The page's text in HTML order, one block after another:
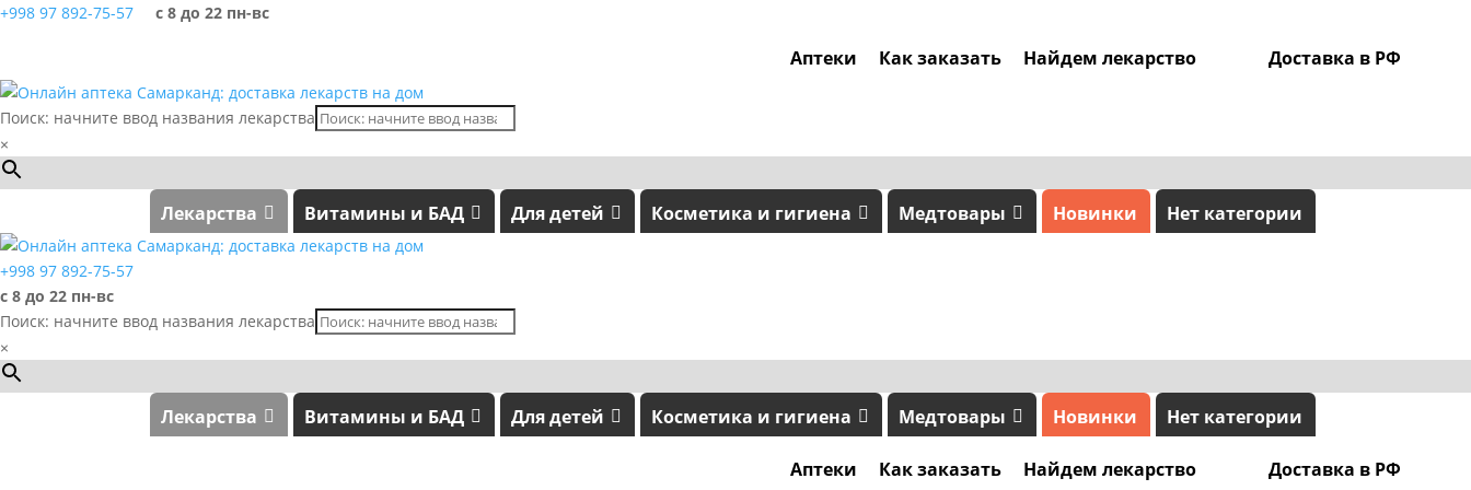
+998 97 892-75-57 с 8 до 22 пн-вс
Аптеки Как заказать Найдем лекарство Доставка в РФ
Поиск: начните ввод названия лекарства
×
Лекарства Витамины и БАД Для детей Косметика и гигиена Медтовары Новинки Нет категории
+998 97 892-75-57
с 8 до 22 пн-вс
Поиск: начните ввод названия лекарства
×
Лекарства Витамины и БАД Для детей Косметика и гигиена Медтовары Новинки Нет категории
Аптеки Как заказать Найдем лекарство Доставка в РФ